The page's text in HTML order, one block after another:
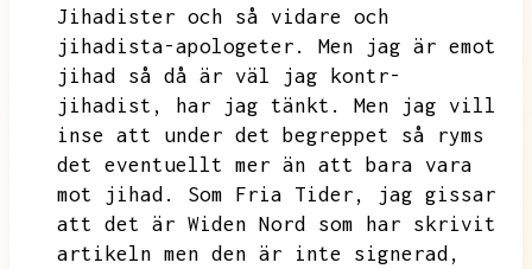
Jihadister och så vidare och
jihadista-apologeter.
Men jag är emot
jihad så då är väl jag kontr-
jihadist,
har jag tänkt.
Men jag vill
inse att under det begreppet så ryms
det eventuellt mer än att bara vara
mot jihad.
Som Fria Tider,
jag gissar
att det är Widen Nord som har skrivit
artikeln men den är inte signerad,